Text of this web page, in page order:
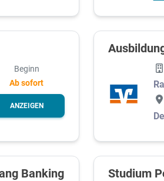
Beginn
Ab sofort
ANZEIGEN
Banking
Studium